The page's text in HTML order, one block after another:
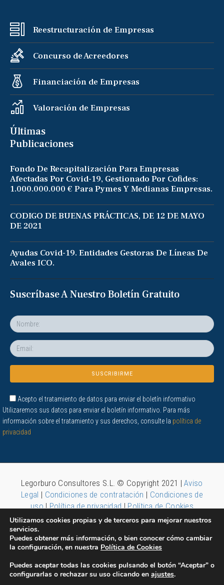
Reestructuración de Empresas
Concurso de Acreedores
Financiación de Empresas
Valoración de Empresas
Últimas
Publicaciones
Fondo De Recapitalización Para Empresas
Afectadas Por Covid-19, Gestionado Por Cofides:
1.000.000.000 € Para Pymes Y Medianas Empresas.
CODIGO DE BUENAS PRÁCTICAS, DE 12 DE MAYO
DE 2021
Ayudas Covid-19. Entidades Gestoras De Líneas De
Avales ICO.
Suscríbase A Nuestro Boletín Gratuito
Acepto el tratamiento de datos para enviar el boletín informativo
Utilizaremos sus datos para enviar el boletín informativo. Para más
información sobre el tratamiento y sus derechos, consulte la política de
privacidad
Legorburo Consultores S.L. © Copyright 2021 |Aviso
Legal | Condiciones de contratación | Condiciones de
uso|Política de privacidad|Política de Cookies
Utilizamos cookies propias y de terceros para mejorar nuestros
servicios.
Puedes obtener más información, o bien conocer cómo cambiar
la configuración, en nuestra Política de Cookies
Puedes aceptar todas las cookies pulsando el botón “Aceptar” o
configurarlas o rechazar su uso clicando en ajustes.